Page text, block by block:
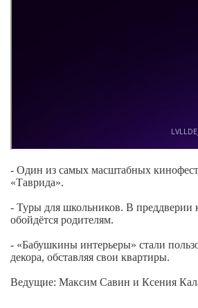
- Один из самых масштабных
«Таврида».
- Туры для школьников. В преддверии
обойдётся родителям.
- «Бабушкины интерьеры» стали
декора, обставляя свои квартиры.
Ведущие: Максим Савин и Ксения